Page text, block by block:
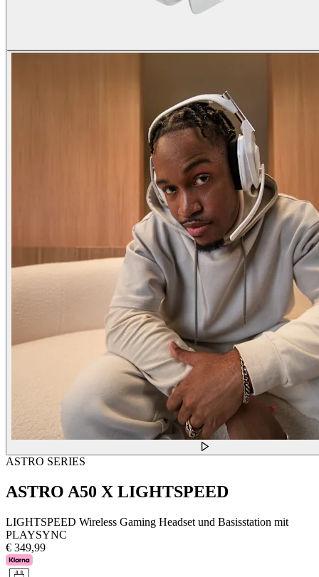
ASTRO SERIES
ASTRO A50 X LIGHTSPEED
LIGHTSPEED Wireless Gaming Headset und Basisstation mit
PLAYSYNC
€ 349,99